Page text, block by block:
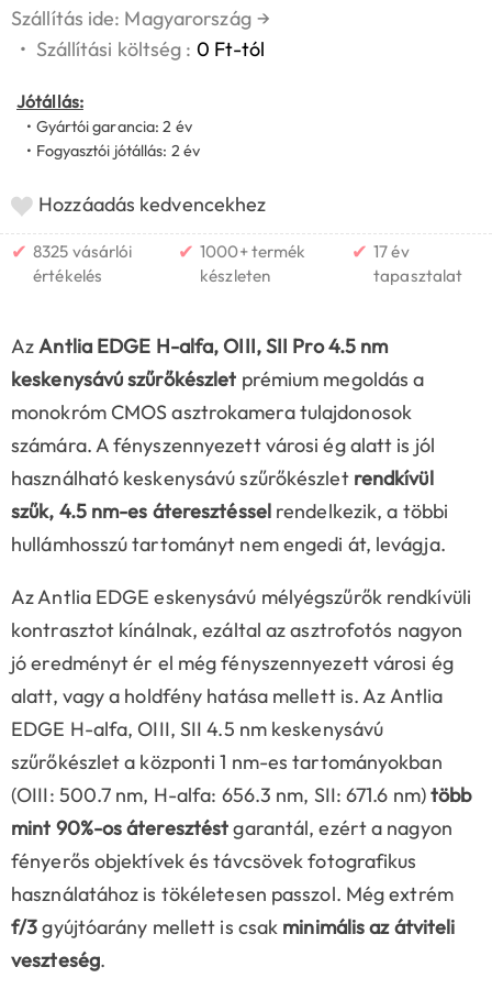
Szállítás ide: Magyarország →
• Szállítási költség : 0 Ft-tól
Jótállás:
• Gyártói garancia: 2 év
• Fogyasztói jótállás: 2 év
Hozzáadás kedvencekhez
✔ 8325 vásárlói
értékelés
✔ 1000+ termék
készleten
✔ 17 év
tapasztalat
AzAntliaEDGE H-alfa, OIII, SII Pro 4.5 nm
keskenysávú szűrőkészlet prémium megoldás a
monokróm CMOS asztrokamera tulajdonosok
számára. A fényszennyezett városi ég alatt is jól
használható keskenysávú szűrőkészlet rendkívül
szűk, 4.5 nm-es áteresztésselrendelkezik, a többi
hullámhosszú tartományt nem engedi át, levágja.
Az Antlia EDGE eskenysávú mélyégszűrők rendkívüli
kontrasztot kínálnak, ezáltal az asztrofotós nagyon
jó eredményt ér el még fényszennyezett városi ég
alatt, vagy a holdfény hatása mellett is. Az Antlia
EDGE H-alfa, OIII, SII 4.5 nm keskenysávú
szűrőkészlet a központi 1 nm-es tartományokban
(OIII: 500.7 nm, H-alfa: 656.3 nm, SII: 671.6 nm)több
mint 90%-os áteresztéstgarantál, ezért a nagyon
fényerős objektívek és távcsövek fotografikus
használatához is tökéletesen passzol. Még extrém
f/3gyújtóarány mellett is csak minimális az átviteli
veszteség.